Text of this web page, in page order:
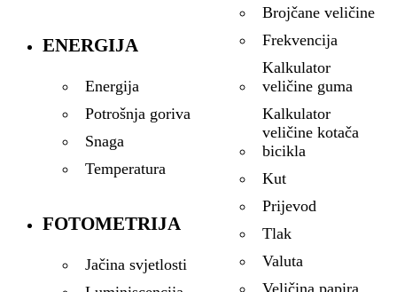
ENERGIJA
Energija
Potrošnja goriva
Snaga
Temperatura
FOTOMETRIJA
Jačina svjetlosti
Brojčane veličine
Frekvencija
Kalkulator
veličine guma
Kalkulator
veličine kotača
bicikla
Kut
Prijevod
Tlak
Valuta
Veličina papira